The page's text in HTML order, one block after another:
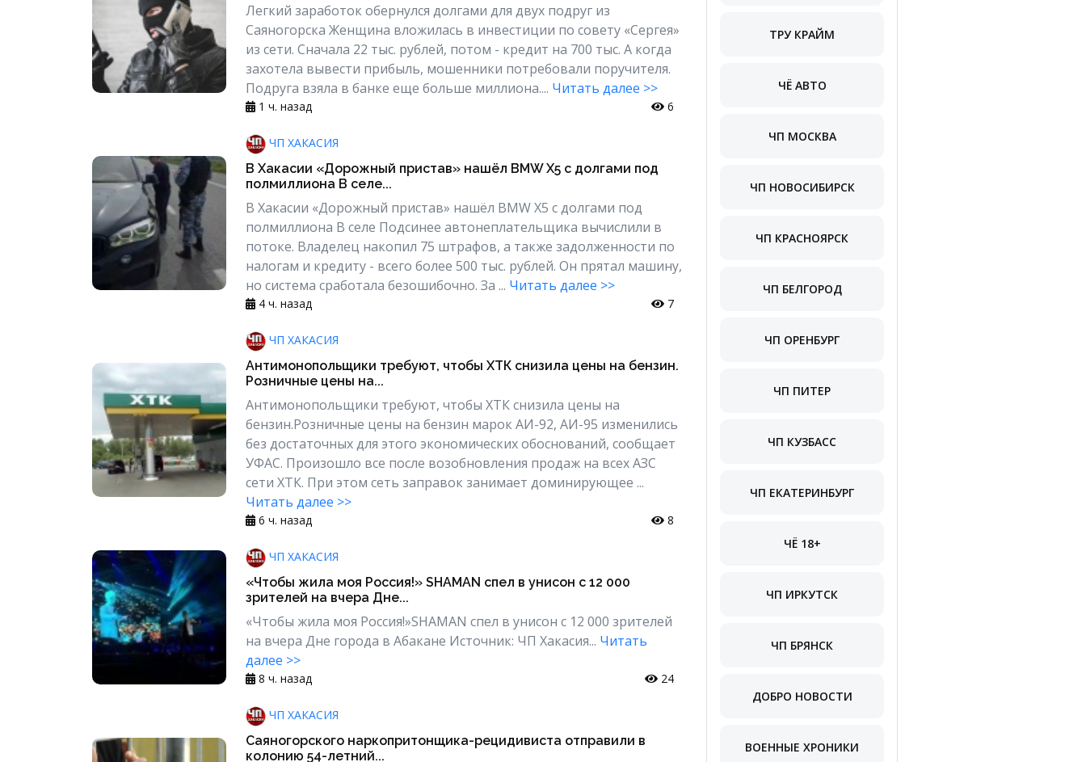
Легкий заработок обернулся долгами для двух подруг из
Саяногорска Женщина вложилась в инвестиции по совету «Сергея»
из сети. Сначала 22 тыс. рублей, потом - кредит на 700 тыс. А когда
захотела вывести прибыль, мошенники потребовали поручителя.
Подруга взяла в банке еще больше миллиона.... Читать далее >>
1 ч. назад 6
ЧП ХАКАСИЯ
В Хакасии «Дорожный пристав» нашёл BMW X5 с долгами под
полмиллиона В селе...
В Хакасии «Дорожный пристав» нашёл BMW X5 с долгами под
полмиллиона В селе Подсинее автонеплательщика вычислили в
потоке. Владелец накопил 75 штрафов, а также задолженности по
налогам и кредиту - всего более 500 тыс. рублей. Он прятал машину,
но система сработала безошибочно. За ... Читать далее >>
4 ч. назад 7
ЧП ХАКАСИЯ
Антимонопольщики требуют, чтобы ХТК снизила цены на бензин.
Розничные цены на...
Антимонопольщики требуют, чтобы ХТК снизила цены на
бензин.Розничные цены на бензин марок АИ-92, АИ-95 изменились
без достаточных для этого экономических обоснований, сообщает
УФАС. Произошло все после возобновления продаж на всех АЗС
сети ХТК. При этом сеть заправок занимает доминирующее ...
Читать далее >>
6 ч. назад 8
ЧП ХАКАСИЯ
«Чтобы жила моя Россия!» SHAMAN спел в унисон с 12 000
зрителей на вчера Дне...
«Чтобы жила моя Россия!»SHAMAN спел в унисон с 12 000 зрителей
на вчера Дне города в Абакане Источник: ЧП Хакасия... Читать
далее >>
8 ч. назад 24
ЧП ХАКАСИЯ
Саяногорского наркопритонщика-рецидивиста отправили в
колонию 54-летний...
ТРУ КРАЙМ
ЧЁ АВТО
ЧП МОСКВА
ЧП НОВОСИБИРСК
ЧП КРАСНОЯРСК
ЧП БЕЛГОРОД
ЧП ОРЕНБУРГ
ЧП ПИТЕР
ЧП КУЗБАСС
ЧП ЕКАТЕРИНБУРГ
ЧЁ 18+
ЧП ИРКУТСК
ЧП БРЯНСК
ДОБРО НОВОСТИ
ВОЕННЫЕ ХРОНИКИ